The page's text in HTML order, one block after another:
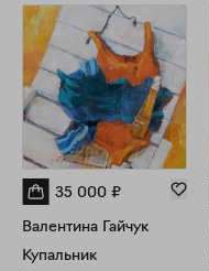
35 000 ₽
Валентина Гайчук
Купальник